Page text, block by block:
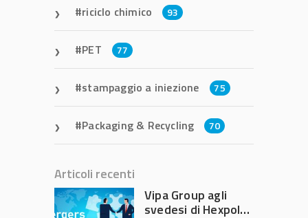
riciclo chimico 93
PET 77
stampaggio a iniezione 75
Packaging & Recycling 70
Articoli recenti
Vipa Group agli
svedesi di Hexpol